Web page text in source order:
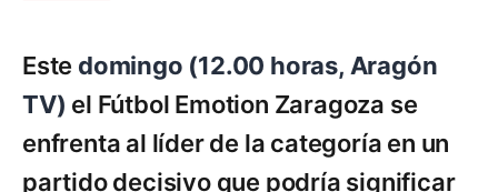
Este domingo (12.00 horas, Aragón
TV) el Fútbol Emotion Zaragoza se
enfrenta al líder de la categoría en un
partido decisivo que podría significar